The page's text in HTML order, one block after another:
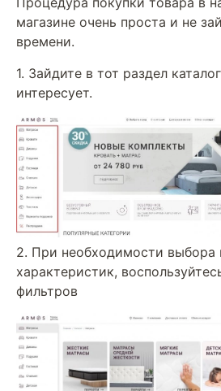
магазине очень проста и не
времени.
1. Зайдите в тот раздел
интересует.
2. При необходимости выбора
характеристик,
фильтров